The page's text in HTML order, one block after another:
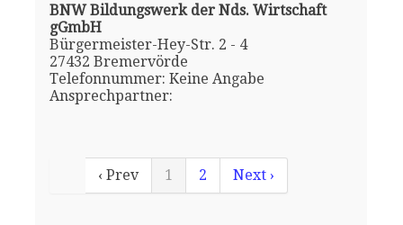
BNW Bildungswerk der Nds. Wirtschaft
gGmbH
Bürgermeister-Hey-Str. 2 - 4
27432 Bremervörde
Telefonnummer: Keine Angabe
Ansprechpartner:
‹ Prev 1 2 Next ›